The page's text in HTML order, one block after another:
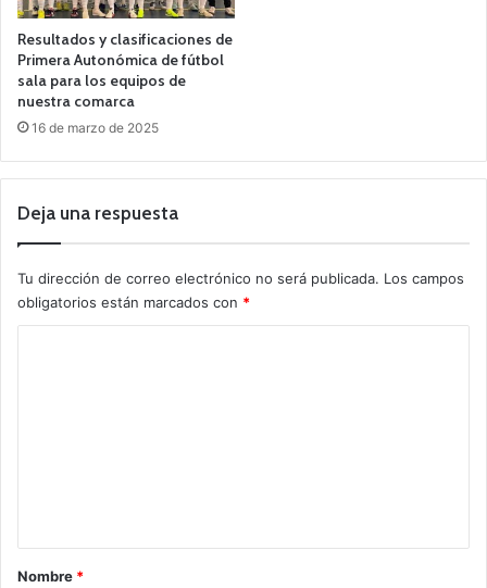
Resultados y clasificaciones de
Primera Autonómica de fútbol
sala para los equipos de
nuestra comarca
16 de marzo de 2025
Deja una respuesta
Tu dirección de correo electrónico no será publicada. Los campos
obligatorios están marcados con *
rNombre *